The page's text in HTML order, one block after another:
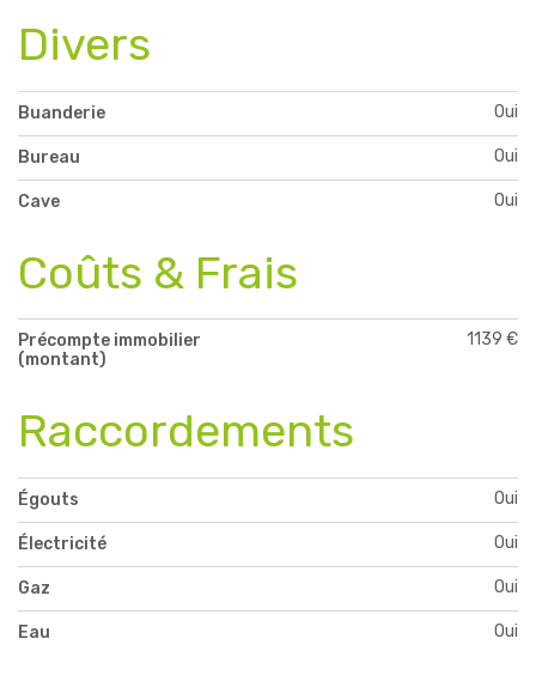
Divers
Buanderie Oui
Bureau Oui
Cave Oui
Coûts & Frais
Précompte immobilier
(montant)
1139 €
Raccordements
Égouts Oui
Électricité Oui
Gaz Oui
Eau Oui